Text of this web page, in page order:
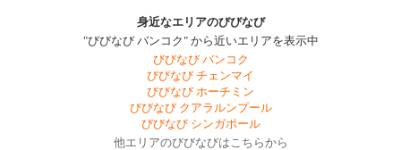
身近なエリアのびびなび
"びびなび バンコク" から近いエリアを表示中
びびなび バンコク
びびなび チェンマイ
びびなび ホーチミン
びびなび クアラルンプール
びびなび シンガポール
他エリアのびびなびはこちらから